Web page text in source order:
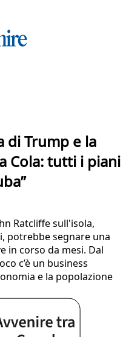
di Trump e la
Cola: tutti i piani
Ratcliffe sull'isola,
potrebbe segnare una
in corso da mesi. Dal
c’è un business
e la popolazione